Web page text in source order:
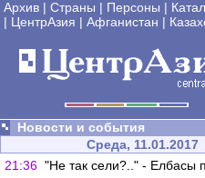
Архив | Страны | Персоны |
| ЦентрАзия | Афганистан |
Новости и события
Среда, 11.01.2017
21:36 "Не так сели?.." - Елбасы